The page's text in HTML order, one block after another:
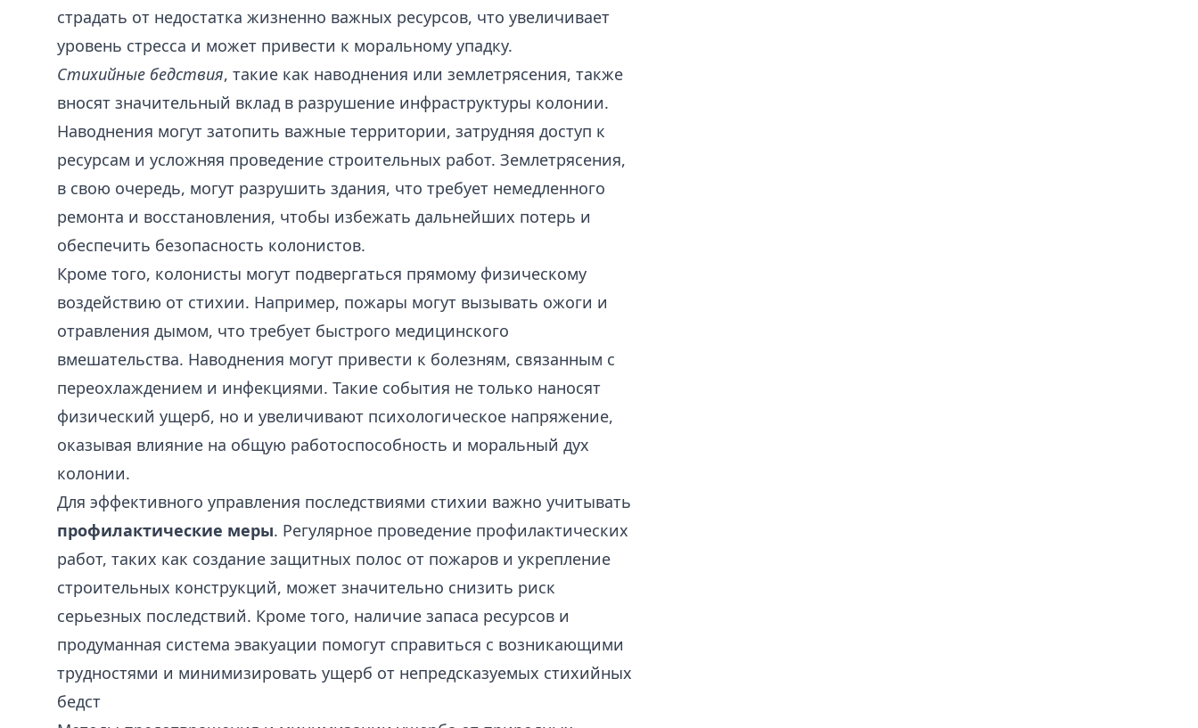
страдать от недостатка жизненно важных ресурсов, что увеличивает
уровень стресса и может привести к моральному упадку.
Стихийные бедствия, такие как наводнения или землетрясения, также
вносят значительный вклад в разрушение инфраструктуры колонии.
Наводнения могут затопить важные территории, затрудняя доступ к
ресурсам и усложняя проведение строительных работ. Землетрясения,
в свою очередь, могут разрушить здания, что требует немедленного
ремонта и восстановления, чтобы избежать дальнейших потерь и
обеспечить безопасность колонистов.
Кроме того, колонисты могут подвергаться прямому физическому
воздействию от стихии. Например, пожары могут вызывать ожоги и
отравления дымом, что требует быстрого медицинского
вмешательства. Наводнения могут привести к болезням, связанным с
переохлаждением и инфекциями. Такие события не только наносят
физический ущерб, но и увеличивают психологическое напряжение,
оказывая влияние на общую работоспособность и моральный дух
колонии.
Для эффективного управления последствиями стихии важно учитывать
профилактические меры. Регулярное проведение профилактических
работ, таких как создание защитных полос от пожаров и укрепление
строительных конструкций, может значительно снизить риск
серьезных последствий. Кроме того, наличие запаса ресурсов и
продуманная система эвакуации помогут справиться с возникающими
трудностями и минимизировать ущерб от непредсказуемых стихийных
бедст